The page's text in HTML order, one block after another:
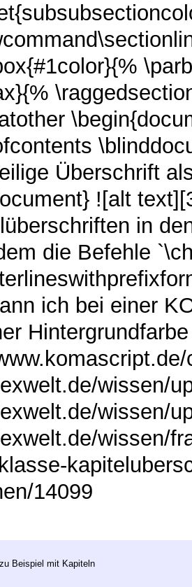
Überschrift
![alt
in
die Befehle
ich bei einer
wissen/
wissen/
wissen/
14099
Beispiel mit Kapiteln